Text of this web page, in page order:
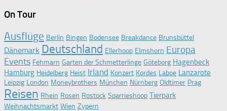
On Tour
Ausflüge Berlin Bingen Bodensee Breakdance Brunsbüttel
Dänemark Deutschland Ellerhoop Elmshorn Europa
Events Fehmarn Garten der Schmetterlinge Göteborg Hagenbeck
Hamburg Heidelberg Heist Irland Konzert Kordes Laboe Lanzarote
Leipzig London Moneybrothers München Nürnberg Oldtimer Prag
Reisen Rhein Rosen Rostock Sparrieshoop Tierpark
Weihnachtsmarkt Wien Zypern